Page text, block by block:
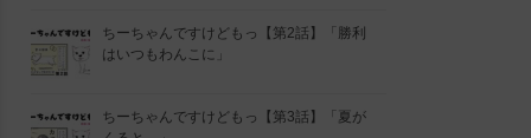
ちーちゃんですけどもっ【第2話】「勝利
はいつもわんこに」
ちーちゃんですけどもっ【第3話】「夏が